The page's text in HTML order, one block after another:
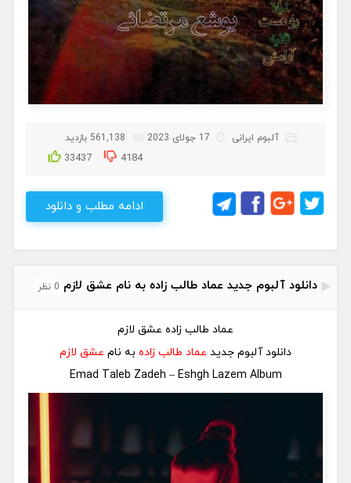
آلبوم ایرانی 17 جولای 2023 561,138 بازدید
33437 4184
ادامه مطلب و دانلود
دانلود آلبوم جدید عماد طالب زاده به نام عشق لازم 0 نظر
عماد طالب زاده عشق لازم
دانلود آلبوم جدید عماد طالب زاده به نام عشق لازم
Emad Taleb Zadeh – Eshgh Lazem Album